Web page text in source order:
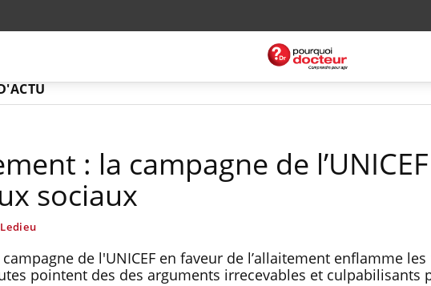
: la campagne de
sociaux
de l'UNICEF en faveur de l’allaitement enflamme
pointent des des arguments irrecevables et culpabilisants